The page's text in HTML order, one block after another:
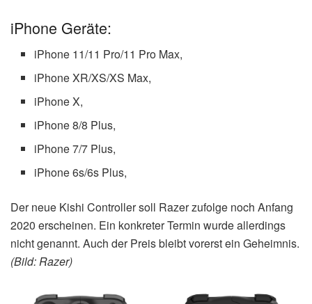
iPhone Geräte:
iPhone 11/11 Pro/11 Pro Max,
iPhone XR/XS/XS Max,
iPhone X,
iPhone 8/8 Plus,
iPhone 7/7 Plus,
iPhone 6s/6s Plus,
Der neue Kishi Controller soll Razer zufolge noch Anfang
2020 erscheinen. Ein konkreter Termin wurde allerdings
nicht genannt. Auch der Preis bleibt vorerst ein Geheimnis.
(Bild: Razer)